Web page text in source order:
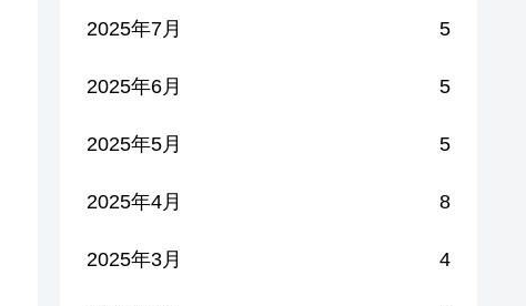
2025年7月 5
2025年6月 5
2025年5月 5
2025年4月 8
2025年3月 4